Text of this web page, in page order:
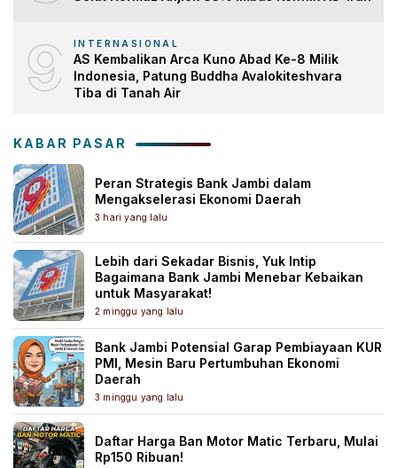
9 INTERNASIONAL
AS Kembalikan Arca Kuno Abad Ke-8 Milik
Indonesia, Patung Buddha Avalokiteshvara
Tiba di Tanah Air
KABAR PASAR
Peran Strategis Bank Jambi dalam
Mengakselerasi Ekonomi Daerah
3 hari yang lalu
Lebih dari Sekadar Bisnis, Yuk Intip
Bagaimana Bank Jambi Menebar Kebaikan
untuk Masyarakat!
2 minggu yang lalu
Bank Jambi Potensial Garap Pembiayaan KUR
PMI, Mesin Baru Pertumbuhan Ekonomi
Daerah
3 minggu yang lalu
Daftar Harga Ban Motor Matic Terbaru, Mulai
Rp150 Ribuan!